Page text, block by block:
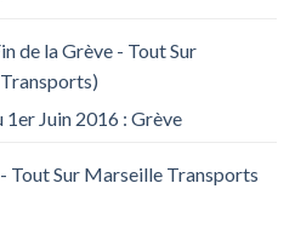
de la Grève - Tout Sur
Juin 2016 : Grève
Tout Sur Marseille Transports